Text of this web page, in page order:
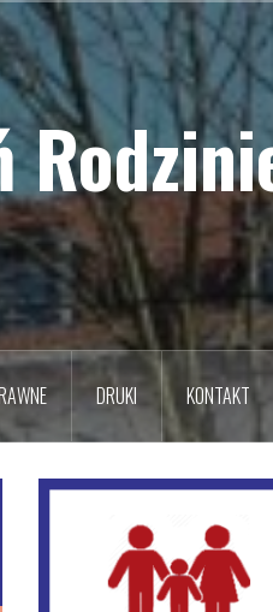
DRUKI KONTAKT